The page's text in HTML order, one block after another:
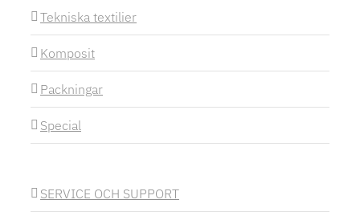
Tekniska textilier
Komposit
Packningar
Special
SERVICE OCH SUPPORT